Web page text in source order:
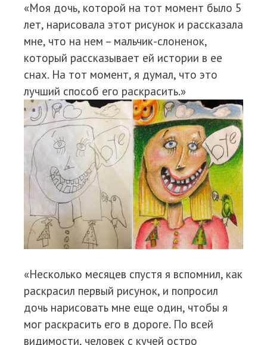
«Моя дочь, которой на тот момент было 5
лет, нарисовала этот рисунок и рассказала
мне, что на нем – мальчик-слоненок,
который рассказывает ей истории в ее
снах. На тот момент, я думал, что это
лучший способ его раскрасить.»
«Несколько месяцев спустя я вспомнил, как
раскрасил первый рисунок, и попросил
дочь нарисовать мне еще один, чтобы я
мог раскрасить его в дороге. По всей
видимости, человек с кучей остро